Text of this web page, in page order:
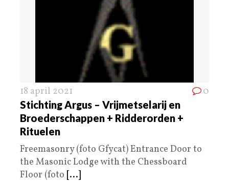
18 april 2021 0
Stichting Argus – Vrijmetselarij en
Broederschappen + Ridderorden +
Rituelen
Freemasonry (foto Gfycat) Entrance Door to
the Masonic Lodge with the Chessboard
Floor (foto [...]